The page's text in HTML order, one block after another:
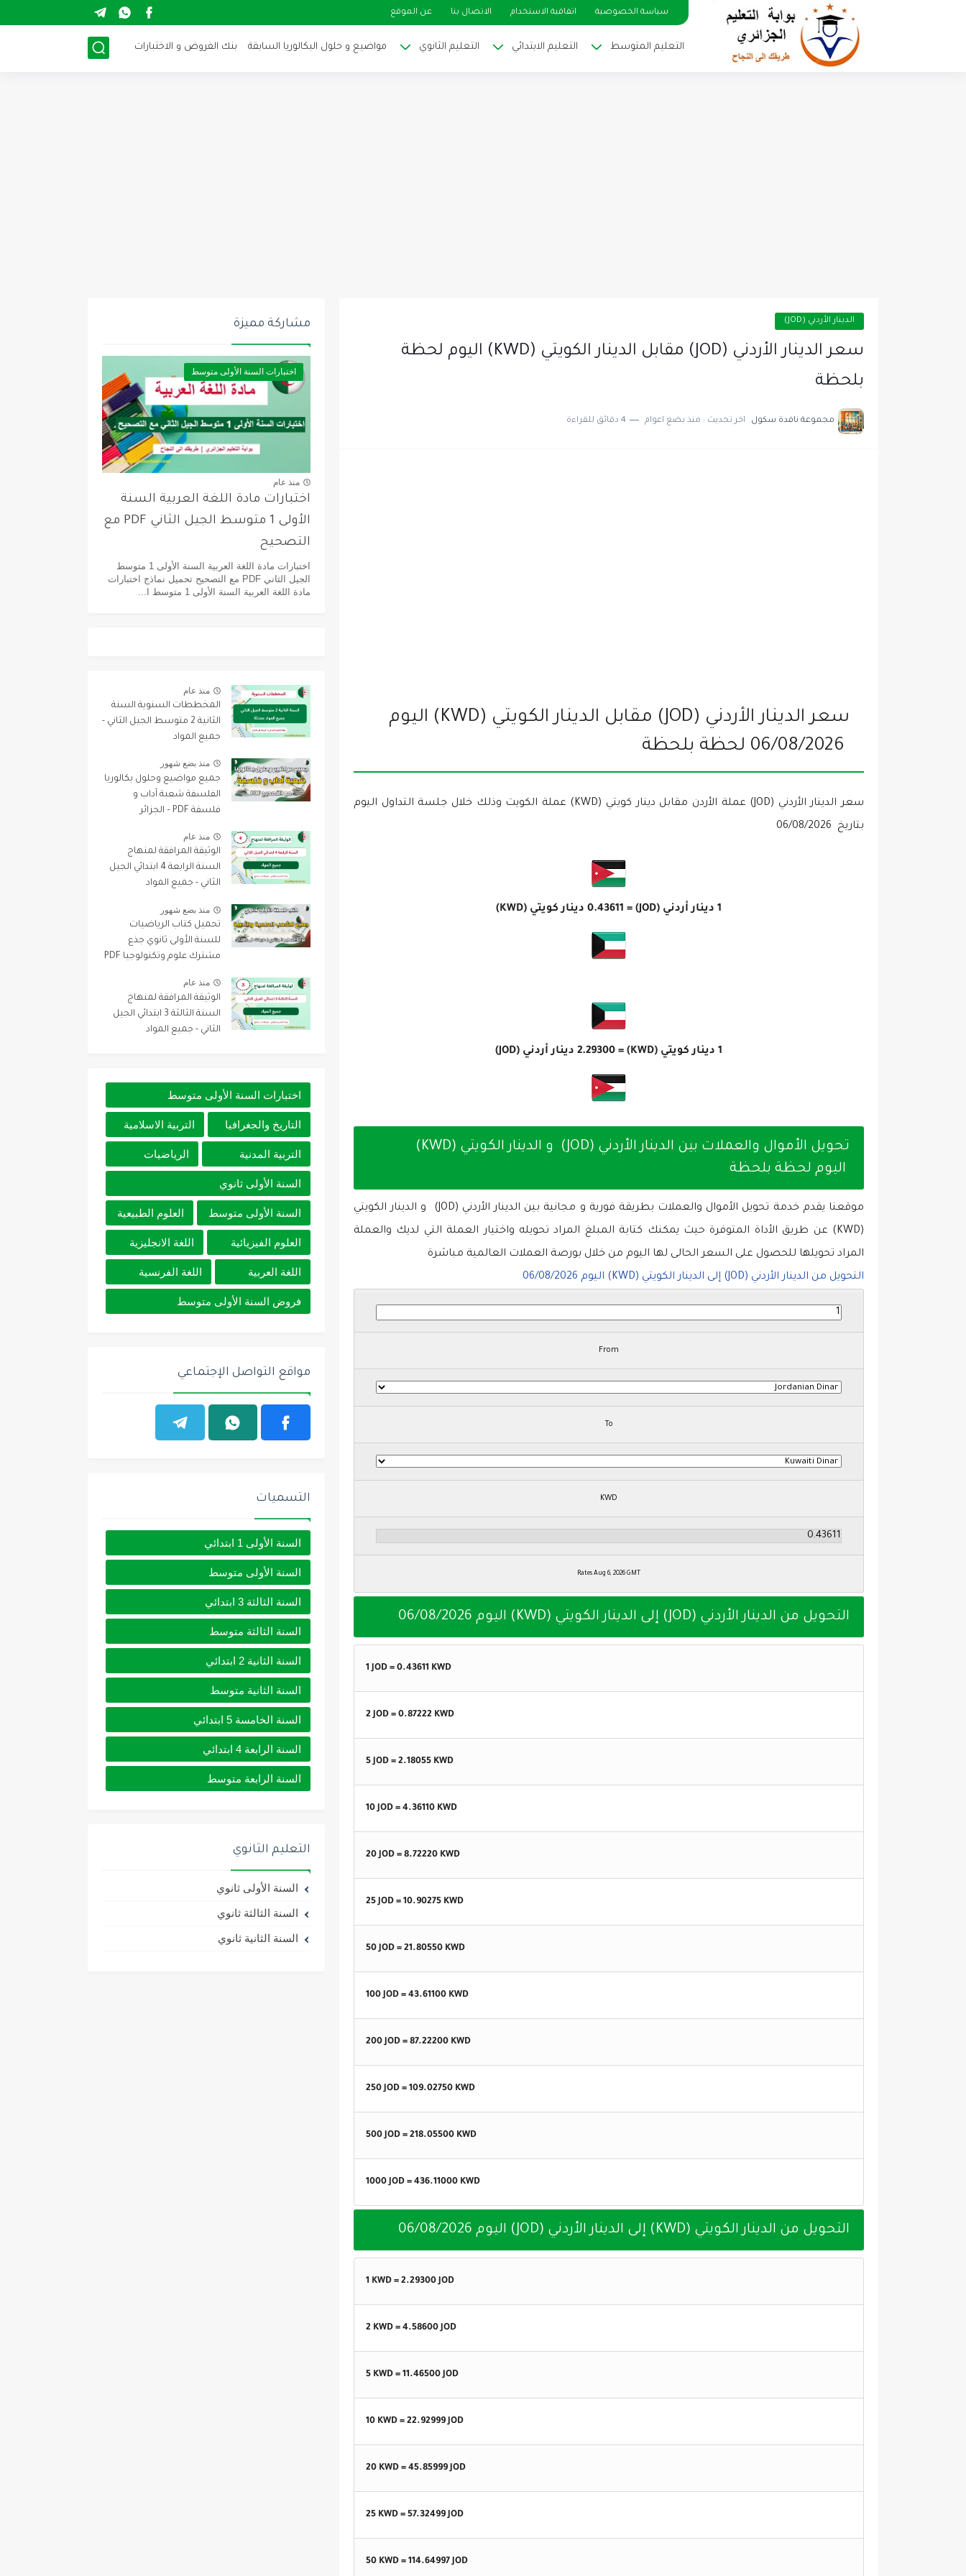
سياسة الخصوصية اتفاقية الاستخدام الاتصال بنا عن الموقع
التعليم المتوسط التعليم الابتدائي التعليم الثانوي مواضيع و حلول البكالوريا السابقة بنك الفروض و الاختبارات
الدينار الأردني (JOD)
سعر الدينار الأردني (JOD) مقابل الدينار الكويتي (KWD) اليوم لحظة
بلحظة
مجموعة نافدة سكول اخر تحديث : منذ بضع اعوام 4 دقائق للقراءة
سعر الدينار الأردني (JOD) مقابل الدينار الكويتي (KWD) اليوم
06/08/2026 لحظة بلحظة
سعر الدينار الأردني (JOD) عملة الأردن مقابل دينار كويتي (KWD) عملة الكويت وذلك خلال جلسة التداول اليوم
بتاريخ 06/08/2026
1 دينار أردني (JOD) = 0.43611 دينار كويتي (KWD)
1 دينار كويتي (KWD) = 2.29300 دينار أردني (JOD)
تحويل الأموال والعملات بين الدينار الأردني (JOD) و الدينار الكويتي (KWD)
اليوم لحظة بلحظة
موقعنا يقدم خدمة تحويل الأموال والعملات بطريقة فورية و مجانية بين الدينار الأردني (JOD) و الدينار الكويتي
(KWD) عن طريق الأداة المتوفرة حيث يمكنك كتابة المبلغ المراد تحويله واختيار العملة التي لديك والعملة
المراد تحويلها للحصول على السعر الحالى لها اليوم من خلال بورصة العملات العالمية مباشرة
التحويل من الدينار الأردني (JOD) إلى الدينار الكويتي (KWD) اليوم
06/08/2026
From
To
KWD
Rates Aug 6, 2026 GMT
التحويل من الدينار الأردني (JOD) إلى الدينار الكويتي (KWD) اليوم 06/08/2026
1 JOD = 0.43611 KWD
2 JOD = 0.87222 KWD
5 JOD = 2.18055 KWD
10 JOD = 4.36110 KWD
20 JOD = 8.72220 KWD
25 JOD = 10.90275 KWD
50 JOD = 21.80550 KWD
100 JOD = 43.61100 KWD
200 JOD = 87.22200 KWD
250 JOD = 109.02750 KWD
500 JOD = 218.05500 KWD
1000 JOD = 436.11000 KWD
التحويل من الدينار الكويتي (KWD) إلى الدينار الأردني (JOD) اليوم 06/08/2026
1 KWD = 2.29300JOD
2 KWD = 4.58600JOD
5 KWD = 11.46500JOD
10 KWD = 22.92999JOD
20 KWD = 45.85999JOD
25 KWD = 57.32499JOD
50 KWD = 114.64997JOD
مشاركة مميزة
اختبارات السنة الأولى متوسط
منذ عام
اختبارات مادة اللغة العربية السنة
الأولى 1 متوسط الجيل الثاني PDF مع
التصحيح
اختبارات مادة اللغة العربية السنة الأولى 1 متوسط
الجيل الثاني PDF مع التصحيح تحميل نماذج اختبارات
مادة اللغة العربية السنة الأولى 1 متوسط ا...
منذ عام
المخططات السنوية السنة
الثانية 2 متوسط الجيل الثاني -
جميع المواد
منذ بضع شهور
جميع مواضيع وحلول بكالوريا
الفلسفة شعبة آداب و
فلسفة PDF – الجزائر
منذ عام
الوثيقة المرافقة لمنهاج
السنة الرابعة 4 ابتدائي الجيل
الثاني - جميع المواد
منذ بضع شهور
تحميل كتاب الرياضيات
للسنة الأولى ثانوي جذع
مشترك علوم وتكنولوجيا PDF
منذ عام
الوثيقة المرافقة لمنهاج
السنة الثالثة 3 ابتدائي الجيل
الثاني - جميع المواد
اختبارات السنة الأولى متوسط
التاريخ والجغرافيا التربية الاسلامية
التربية المدنية الرياضيات
السنة الأولى ثانوي
السنة الأولى متوسط العلوم الطبيعية
العلوم الفيزيائية اللغة الانجليزية
اللغة العربية اللغة الفرنسية
فروض السنة الأولى متوسط
مواقع التواصل الإجتماعي
التسميات
السنة الأولى 1 ابتدائي
السنة الأولى متوسط
السنة الثالثة 3 ابتدائي
السنة الثالثة متوسط
السنة الثانية 2 ابتدائي
السنة الثانية متوسط
السنة الخامسة 5 ابتدائي
السنة الرابعة 4 ابتدائي
السنة الرابعة متوسط
التعليم الثانوي
السنة الأولى ثانوي
السنة الثالثة ثانوي
السنة الثانية ثانوي